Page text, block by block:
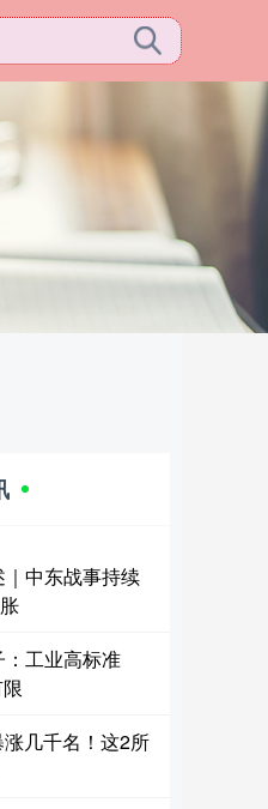
中东战事持续
工业高标准
几千名！这2所